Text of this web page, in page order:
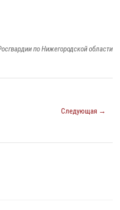
по Нижегородской области
Следующая →